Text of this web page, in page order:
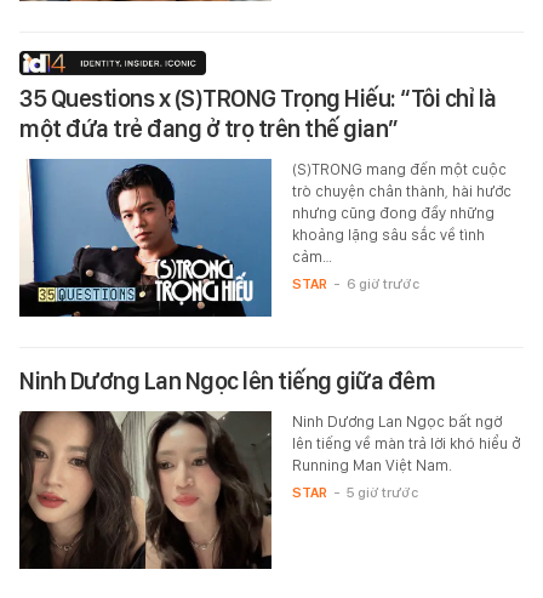
35 Questions x (S)TRONG Trọng Hiếu: “Tôi chỉ là
một đứa trẻ đang ở trọ trên thế gian”
(S)TRONG mang đến một cuộc
trò chuyện chân thành, hài hước
nhưng cũng đong đầy những
khoảng lặng sâu sắc về tình
cảm…
STAR - 6 giờ trước
Ninh Dương Lan Ngọc lên tiếng giữa đêm
Ninh Dương Lan Ngọc bất ngờ
lên tiếng về màn trả lời khó hiểu ở
Running Man Việt Nam.
STAR - 5 giờ trước